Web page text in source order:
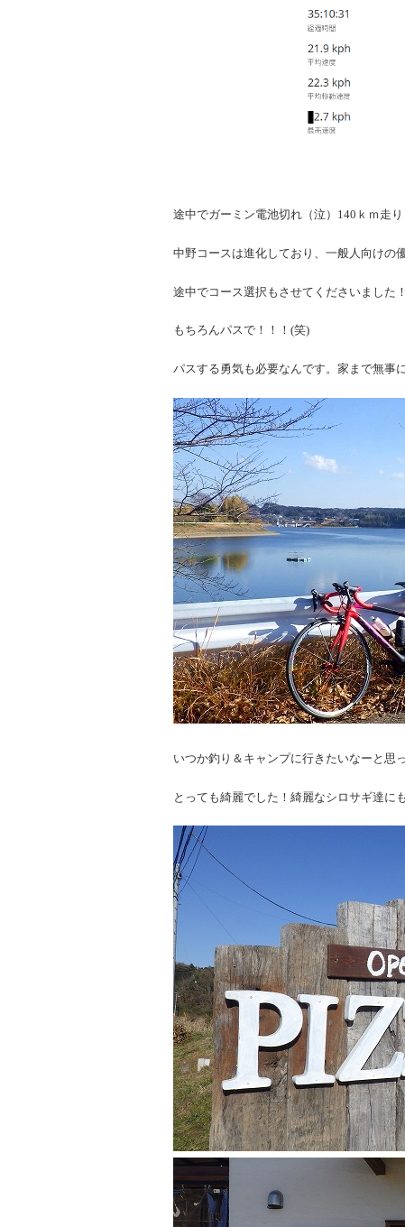
途中でガーミン電池切れ（泣）140ｋｍ走り
中野コースは進化しており、一般人向けの
途中でコース選択もさせてくださいました
もちろんパスで！！！(笑)
パスする勇気も必要なんです。家まで無事
いつか釣り＆キャンプに行きたいなーと思
とっても綺麗でした！綺麗なシロサギ達に